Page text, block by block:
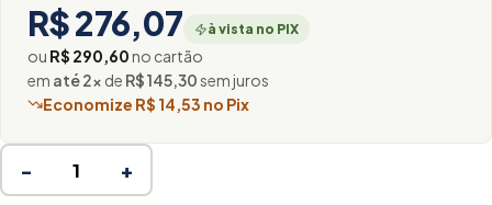
R$ 276,07 à vista no PIX
ou R$ 290,60no cartão
em até 2× de R$ 145,30sem juros
Economize R$ 14,53 no Pix
− +